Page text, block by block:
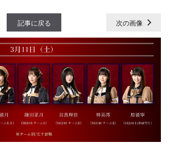
記事に戻る 次の画像